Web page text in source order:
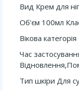
Вид Крем для ніг
Об'єм 100мл
Вікова
Час
Тип шкіри Для